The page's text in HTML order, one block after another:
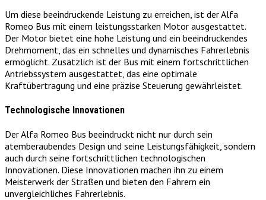
Um diese beeindruckende Leistung zu erreichen, ist der Alfa
Romeo Bus mit einem leistungsstarken Motor ausgestattet.
Der Motor bietet eine hohe Leistung und ein beeindruckendes
Drehmoment, das ein schnelles und dynamisches Fahrerlebnis
ermöglicht. Zusätzlich ist der Bus mit einem fortschrittlichen
Antriebssystem ausgestattet, das eine optimale
Kraftübertragung und eine präzise Steuerung gewährleistet.
Technologische Innovationen
Der Alfa Romeo Bus beeindruckt nicht nur durch sein
atemberaubendes Design und seine Leistungsfähigkeit, sondern
auch durch seine fortschrittlichen technologischen
Innovationen. Diese Innovationen machen ihn zu einem
Meisterwerk der Straßen und bieten den Fahrern ein
unvergleichliches Fahrerlebnis.